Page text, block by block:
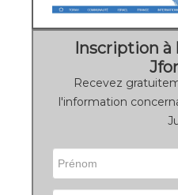
Inscription à
Recevez
l'information